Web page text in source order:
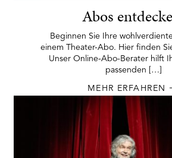
Abos
Beginnen Sie Ihre
einem Theater-Abo. Hier finden
Unser Online-Abo-Berater hilft
passenden […]
MEHR ERFAHREN